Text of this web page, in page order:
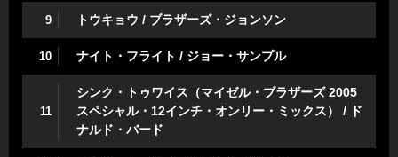
9 トウキョウ / ブラザーズ・ジョンソン
10 ナイト・フライト / ジョー・サンプル
11
シンク・トゥワイス（マイゼル・ブラザーズ 2005
スペシャル・12インチ・オンリー・ミックス） / ド
ナルド・バード